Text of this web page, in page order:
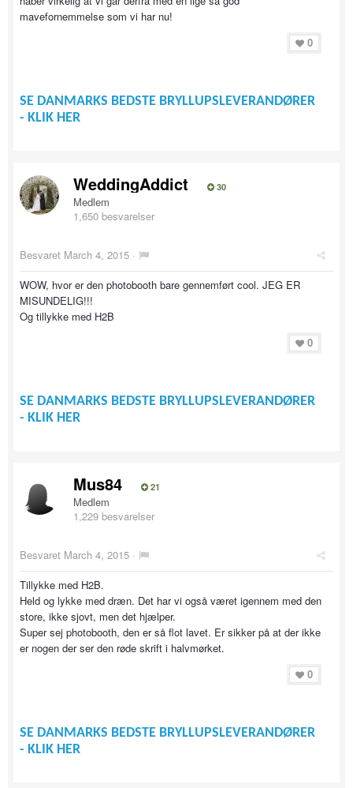
mavefornemmelse som vi har nu!
0
SE DANMARKS BEDSTE BRYLLUPSLEVERANDØRER
- KLIK HER
WeddingAddict 30
Medlem
1,650 besvarelser
Besvaret March 4, 2015 ·
WOW, hvor er den photobooth bare gennemført cool. JEG ER
MISUNDELIG!!!
Og tillykke med H2B
0
SE DANMARKS BEDSTE BRYLLUPSLEVERANDØRER
- KLIK HER
Mus84 21
Medlem
1,229 besvarelser
Besvaret March 4, 2015 ·
Tillykke med H2B.
Held og lykke med dræn. Det har vi også været igennem med den
store, ikke sjovt, men det hjælper.
Super sej photobooth, den er så flot lavet. Er sikker på at der ikke
er nogen der ser den røde skrift i halvmørket.
0
SE DANMARKS BEDSTE BRYLLUPSLEVERANDØRER
- KLIK HER